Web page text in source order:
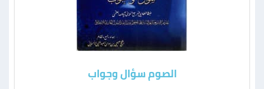
الصوم سؤال وجواب